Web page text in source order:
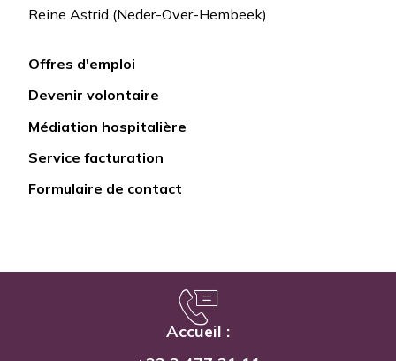
Reine Astrid (Neder-Over-Hembeek)
Lien
rapide
Offres d'emploi
Devenir volontaire
Médiation hospitalière
Service facturation
Formulaire de contact
Accueil :